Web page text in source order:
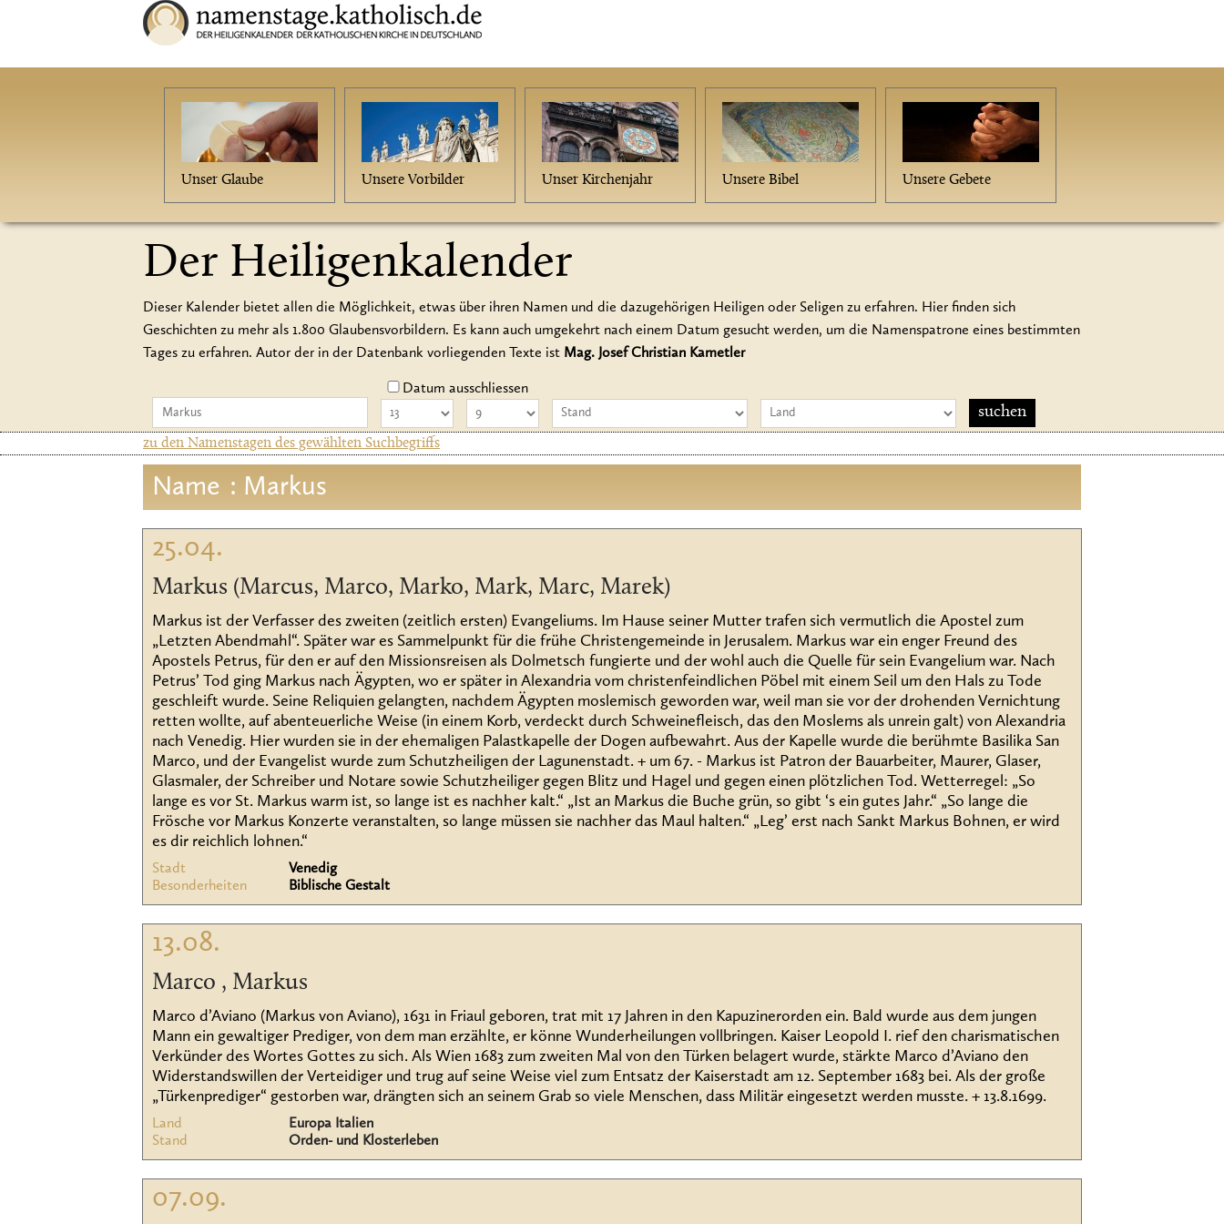
Unser Glaube Unsere Vorbilder Unser Kirchenjahr Unsere Bibel Unsere Gebete
Der Heiligenkalender
Dieser Kalender bietet allen die Möglichkeit, etwas über ihren Namen und die dazugehörigen Heiligen oder Seligen zu erfahren. Hier finden sich
Geschichten zu mehr als 1.800 Glaubensvorbildern. Es kann auch umgekehrt nach einem Datum gesucht werden, um die Namenspatrone eines bestimmten
Tages zu erfahren. Autor der in der Datenbank vorliegenden Texte ist Mag. Josef Christian Kametler
Datum ausschliessen
zu den Namenstagen des gewählten Suchbegriffs
Name : Markus
25.04.
Markus (Marcus, Marco, Marko, Mark, Marc, Marek)
Markus ist der Verfasser des zweiten (zeitlich ersten) Evangeliums. Im Hause seiner Mutter trafen sich vermutlich die Apostel zum
„Letzten Abendmahl“. Später war es Sammelpunkt für die frühe Christengemeinde in Jerusalem. Markus war ein enger Freund des
Apostels Petrus, für den er auf den Missionsreisen als Dolmetsch fungierte und der wohl auch die Quelle für sein Evangelium war. Nach
Petrus’ Tod ging Markus nach Ägypten, wo er später in Alexandria vom christenfeindlichen Pöbel mit einem Seil um den Hals zu Tode
geschleift wurde. Seine Reliquien gelangten, nachdem Ägypten moslemisch geworden war, weil man sie vor der drohenden Vernichtung
retten wollte, auf abenteuerliche Weise (in einem Korb, verdeckt durch Schweinefleisch, das den Moslems als unrein galt) von Alexandria
nach Venedig. Hier wurden sie in der ehemaligen Palastkapelle der Dogen aufbewahrt. Aus der Kapelle wurde die berühmte Basilika San
Marco, und der Evangelist wurde zum Schutzheiligen der Lagunenstadt. + um 67. - Markus ist Patron der Bauarbeiter, Maurer, Glaser,
Glasmaler, der Schreiber und Notare sowie Schutzheiliger gegen Blitz und Hagel und gegen einen plötzlichen Tod. Wetterregel: „So
lange es vor St. Markus warm ist, so lange ist es nachher kalt.“ „Ist an Markus die Buche grün, so gibt ‘s ein gutes Jahr.“ „So lange die
Frösche vor Markus Konzerte veranstalten, so lange müssen sie nachher das Maul halten.“ „Leg’ erst nach Sankt Markus Bohnen, er wird
es dir reichlich lohnen.“
Stadt
Venedig
Besonderheiten
Biblische Gestalt
13.08.
Marco , Markus
Marco d’Aviano (Markus von Aviano), 1631 in Friaul geboren, trat mit 17 Jahren in den Kapuzinerorden ein. Bald wurde aus dem jungen
Mann ein gewaltiger Prediger, von dem man erzählte, er könne Wunderheilungen vollbringen. Kaiser Leopold I. rief den charismatischen
Verkünder des Wortes Gottes zu sich. Als Wien 1683 zum zweiten Mal von den Türken belagert wurde, stärkte Marco d’Aviano den
Widerstandswillen der Verteidiger und trug auf seine Weise viel zum Entsatz der Kaiserstadt am 12. September 1683 bei. Als der große
„Türkenprediger“ gestorben war, drängten sich an seinem Grab so viele Menschen, dass Militär eingesetzt werden musste. + 13.8.1699.
Land
Europa Italien
Stand
Orden- und Klosterleben
07.09.